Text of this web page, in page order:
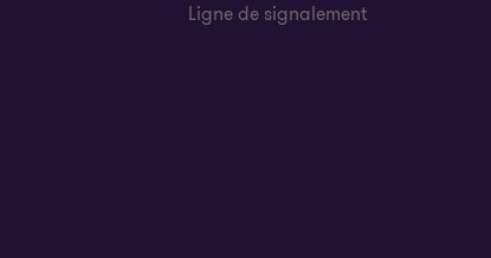
Ligne de signalement